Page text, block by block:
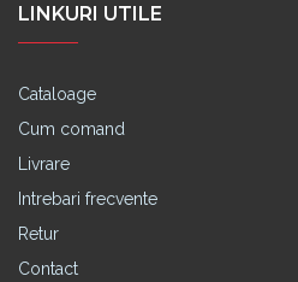
LINKURI UTILE
Cataloage
Cum comand
Livrare
Intrebari frecvente
Retur
Contact